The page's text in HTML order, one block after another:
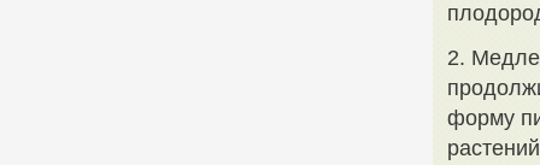
2.
форму